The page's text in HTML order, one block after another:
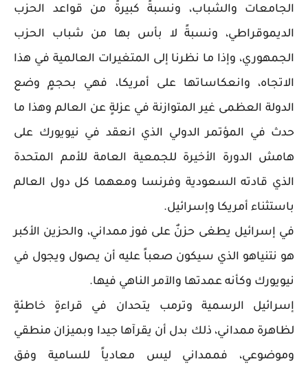
الجامعات والشباب، ونسبةً كبيرةً من قواعد الحزب
الديموقراطي، ونسبةً لا بأس بها من شباب الحزب
الجمهوري، وإذا ما نظرنا إلى المتغيرات العالمية في هذا
الاتجاه، وانعكاساتها على أمريكا، فهي بحجمٍ وضع
الدولة العظمى غير المتوازنة في عزلةٍ عن العالم وهذا ما
حدث في المؤتمر الدولي الذي انعقد في نيويورك على
هامش الدورة الأخيرة للجمعية العامة للأمم المتحدة
الذي قادته السعودية وفرنسا ومعهما كل دول العالم
باستثناء أمريكا وإسرائيل.
في إسرائيل يطغى حزنٌ على فوز ممداني، والحزين الأكبر
هو نتنياهو الذي سيكون صعباً عليه أن يصول ويجول في
نيويورك وكأنه عمدتها والآمر الناهي فيها.
إسرائيل الرسمية وترمب يتحدان في قراءةٍ خاطئةٍ
لظاهرة ممداني، ذلك بدل أن يقرآها جيدا وبميزان منطقي
وموضوعي، فممداني ليس معادياً للسامية وفق